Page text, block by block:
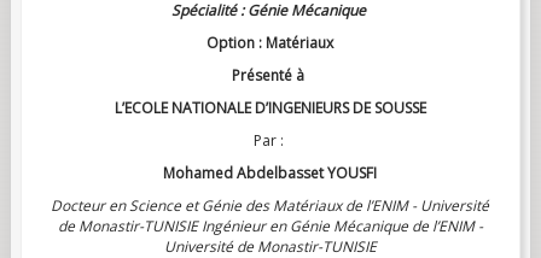
Spécialité : Génie Mécanique
Option : Matériaux
Présenté à
L’ECOLE NATIONALE D’INGENIEURS DE SOUSSE
Par :
Mohamed Abdelbasset YOUSFI
Docteur en Science et Génie des Matériaux de l’ENIM - Université
de Monastir-TUNISIE Ingénieur en Génie Mécanique de l’ENIM -
Université de Monastir-TUNISIE